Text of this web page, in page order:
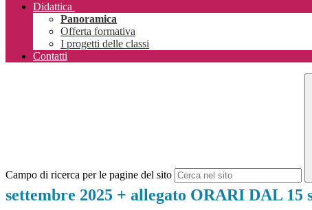
Didattica
Panoramica
Offerta formativa
I progetti delle classi
Contatti
Campo di ricerca per le pagine del sito
settembre 2025 + allegato ORARI DAL 15